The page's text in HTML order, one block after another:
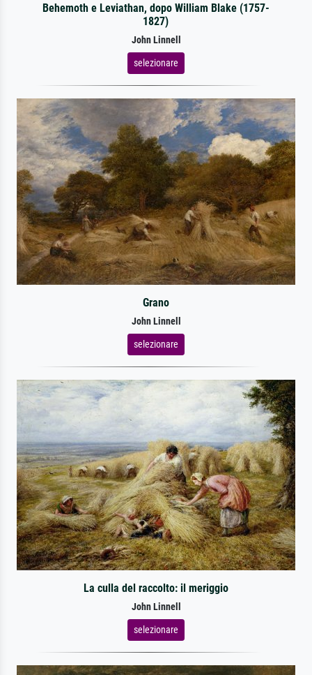
Behemoth e Leviathan, dopo William Blake (1757-
1827)
John Linnell
selezionare
Grano
John Linnell
selezionare
La culla del raccolto: il meriggio
John Linnell
selezionare